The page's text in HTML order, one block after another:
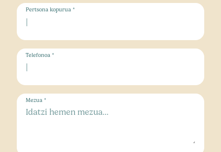
Pertsona kopurua *
Telefonoa *
Mezua *